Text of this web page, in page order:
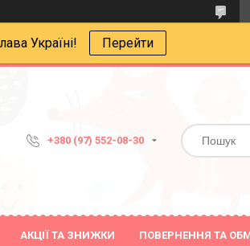
Україні! Перейти
+380 (97) 552-08-30
АКЦІЇ ТА ЗНИЖКИ ПОВЕРНЕННЯ ТА